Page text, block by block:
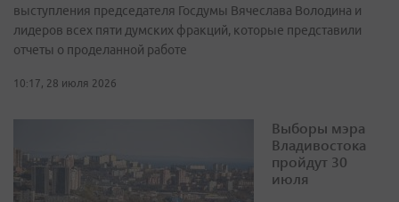
выступления председателя Госдумы Вячеслава Володина и
лидеров всех пяти думских фракций, которые представили
отчеты о проделанной работе
10:17, 28 июля 2026
Выборы мэра
Владивостока
пройдут 30
июля